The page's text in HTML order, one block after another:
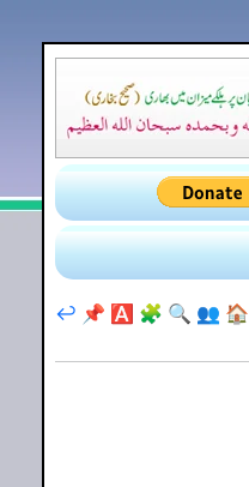
🏠
👥
🔍
🧩
🅰️
📌
↩️